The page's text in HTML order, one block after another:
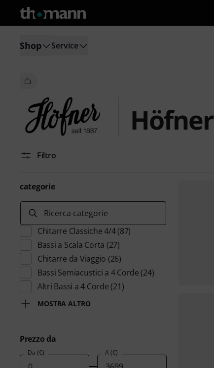
Shop Service
Höfner
Filtro
categorie
Ricerca categorie
Chitarre Classiche 4/4(87)
Bassi a Scala Corta (27)
Chitarre da Viaggio (26)
Bassi Semiacustici a 4 Corde (24)
Altri Bassi a 4 Corde (21)
MOSTRA ALTRO
Prezzo da
Da (€) A (€)